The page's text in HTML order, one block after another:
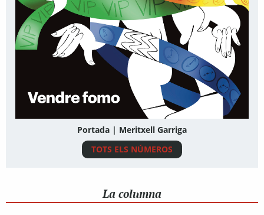
Portada | Meritxell Garriga
TOTS ELS NÚMEROS
La columna